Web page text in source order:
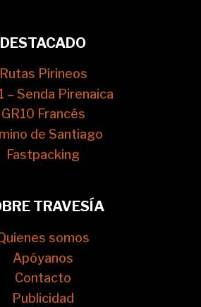
DESTACADO
Rutas Pirineos
– Senda Pirenaica
GR10 Francés
de Santiago
Fastpacking
TRAVESÍA
somos
Apóyanos
Contacto
Publicidad